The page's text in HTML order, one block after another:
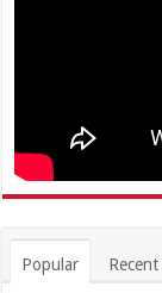
Popular Recent